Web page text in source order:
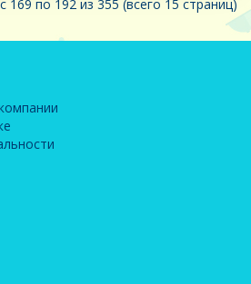
169 по 192 из 355 (всего 15 страниц)